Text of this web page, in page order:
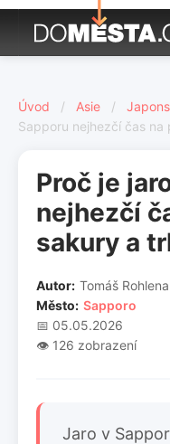
Úvod / Asie /
Sapporu nejhezčí čas
Proč je
nejhezčí
sakury a
Autor: Tomáš Rohlena
Město: Sapporo
📅 05.05.2026
👁️ 126 zobrazení
Jaro v